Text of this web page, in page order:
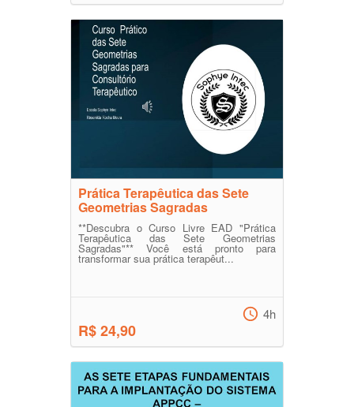
Prática Terapêutica das Sete
Geometrias Sagradas
**Descubra o Curso Livre EAD "Prática
Terapêutica das Sete Geometrias
Sagradas"** Você está pronto para
transformar sua prática terapêut...
R$ 24,90
4h